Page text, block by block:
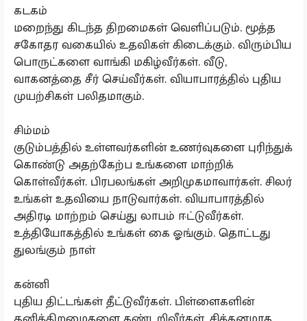
கடகம்
மறைந்து கிடந்த திறமைகள் வெளிப்படும். மூத்த
சகோதர வகையில் உதவிகள் கிடைக்கும். விரும்பிய
பொருட்களை வாங்கி மகிழ்வீர்கள். வீடு,
வாகனத்தை சீர் செய்வீர்கள். வியாபாரத்தில் புதிய
முயற்சிகள் பலிதமாகும்.
சிம்மம்
குடும்பத்தில் உள்ளவர்களின் உணர்வுகளை புரிந்துக்
கொண்டு அதற்கேற்ப உங்களை மாற்றிக்
கொள்வீர்கள். பிரபலங்கள் அறிமுகமாவார்கள். சிலர்
உங்கள் உதவியை நாடுவார்கள். வியாபாரத்தில்
அதிரடி மாற்றம் செய்து லாபம் ஈட்டுவீர்கள்.
உத்தியோகத்தில் உங்கள் கை ஓங்கும். தொட்டது
துலங்கும் நாள்
கன்னி
புதிய திட்டங்கள் தீட்டுவீர்கள். பிள்ளைகளின்